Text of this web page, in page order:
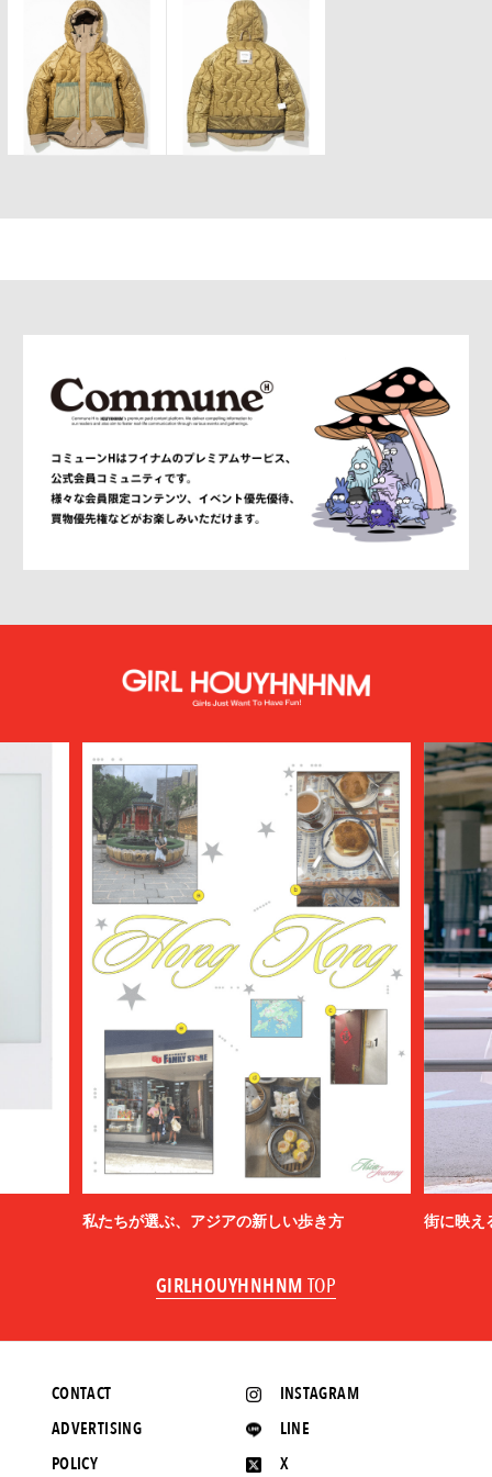
私たちが選ぶ、アジアの新しい歩き方 街に映え
GIRLHOUYHNHNM TOP
INSTAGRAM
LINE
X
CONTACT
ADVERTISING
POLICY